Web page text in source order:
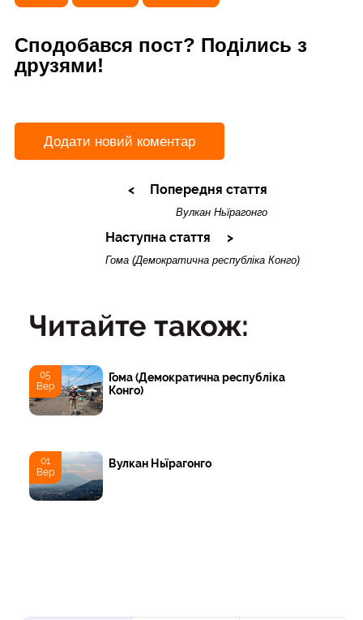
Сподобався пост? Поділись з
друзями!
Додати новий коментар
Попередня стаття
Вулкан Ньїрагонго
Наступна стаття
Гома (Демократична республіка Конго)
Читайте також:
05
Вер
Гома (Демократична республіка
Конго)
01
Вер
Вулкан Ньїрагонго